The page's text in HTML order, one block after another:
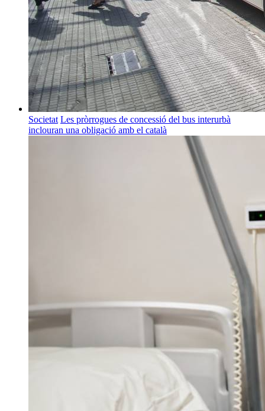
Societat Les pròrrogues de concessió del bus interurbà
inclouran una obligació amb el català